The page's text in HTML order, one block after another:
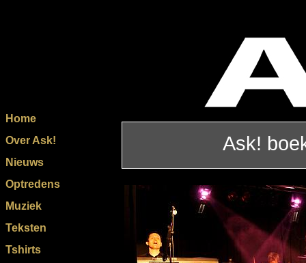
Home
Over Ask!
Nieuws
Optredens
Muziek
Teksten
Tshirts
Ask!